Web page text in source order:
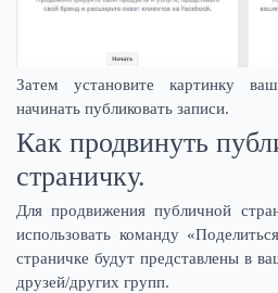
Затем установите картинку
начинать публиковать записи.
Как продвинуть
страничку.
Для продвижения публичной
использовать команду
страничке будут представлены в
друзей/других групп.